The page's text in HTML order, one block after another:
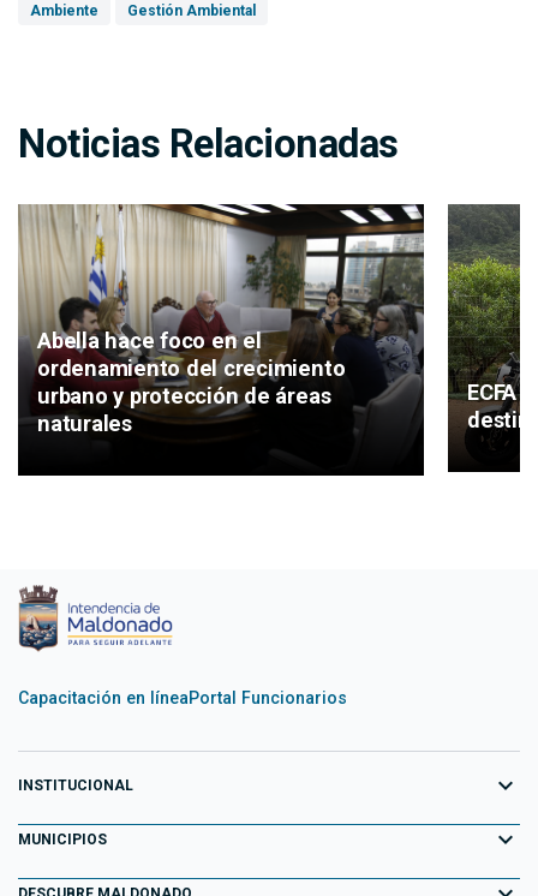
Ambiente Gestión Ambiental
Noticias Relacionadas
Abella hace foco en el
ordenamiento del crecimiento
urbano y protección de áreas
naturales
ECFA
Capacitación en líneaPortal Funcionarios
INSTITUCIONAL expand_more
Equipo de Gobierno
Primeros 100 días
MUNICIPIOS expand_more
Aiguá